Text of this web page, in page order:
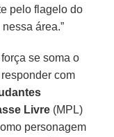
pelo flagelo do
área.”
se soma o
com
Livre (MPL)
personagem